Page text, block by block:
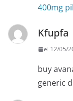
400mg
Kfupfa
el 12/05/
buy
generic